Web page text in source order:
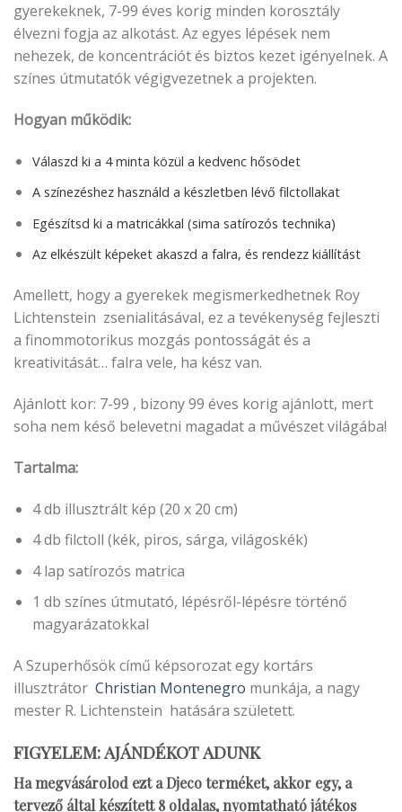
gyerekeknek, 7-99 éves korig minden korosztály
élvezni fogja az alkotást. Az egyes lépések nem
nehezek, de koncentrációt és biztos kezet igényelnek. A
színes útmutatók végigvezetnek a projekten.
Hogyan működik:
Válaszd ki a 4 minta közül a kedvenc hősödet
A színezéshez használd a készletben lévő filctollakat
Egészítsd ki a matricákkal (sima satírozós technika)
Az elkészült képeket akaszd a falra, és rendezz kiállítást
Amellett, hogy a gyerekek megismerkedhetnek Roy
Lichtenstein zsenialitásával, ez a tevékenység fejleszti
a finommotorikus mozgás pontosságát és a
kreativitását… falra vele, ha kész van.
Ajánlott kor: 7-99 , bizony 99 éves korig ajánlott, mert
soha nem késő belevetni magadat a művészet világába!
Tartalma:
4 db illusztrált kép (20 x 20 cm)
4 db filctoll (kék, piros, sárga, világoskék)
4 lap satírozós matrica
1 db színes útmutató, lépésről-lépésre történő
magyarázatokkal
A Szuperhősök című képsorozat egy kortárs
illusztrátor Christian Montenegro munkája, a nagy
mester R. Lichtenstein hatására született.
FIGYELEM: AJÁNDÉKOT ADUNK
Ha megvásárolod ezt a Djeco terméket, akkor egy, a
tervező által készített 8 oldalas, nyomtatható játékos